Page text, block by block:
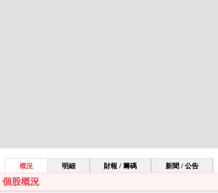
概況 明細 財報 / 籌碼 新聞 / 公告
個股概況